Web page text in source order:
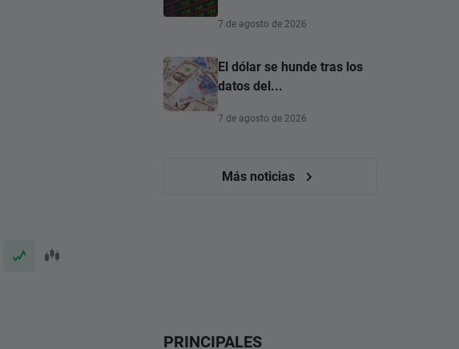
7 de agosto de 2026
El dólar se hunde tras los
datos del...
7 de agosto de 2026
Más noticias
PRINCIPALES